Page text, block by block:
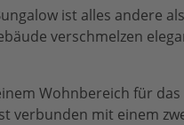
ist alles andere als
verschmelzen
Wohnbereich für das
verbunden mit einem